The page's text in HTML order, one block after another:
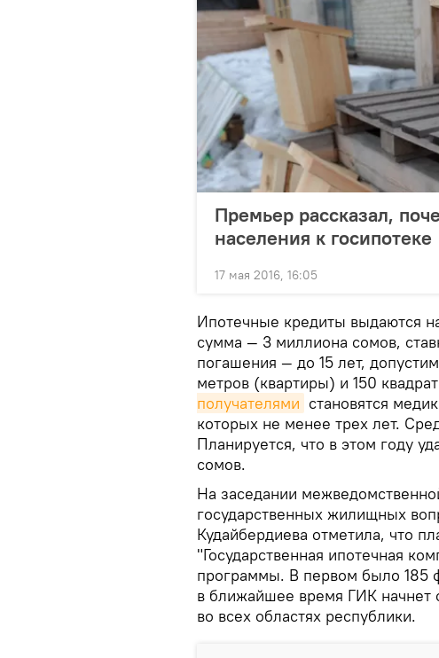
Премьер рассказал,
населения к госипотеке
17 мая 2016, 16:05
Ипотечные кредиты выдаются
сумма — 3 миллиона сомов,
погашения — до 15 лет,
метров (квартиры) и 150
получателями становятся
которых не менее трех лет.
Планируется, что в этом году
сомов.
На заседании
государственных жилищных
Кудайбердиева отметила, что
"Государственная ипотечная
программы. В первом было 185
в ближайшее время ГИК начнет
во всех областях республики.